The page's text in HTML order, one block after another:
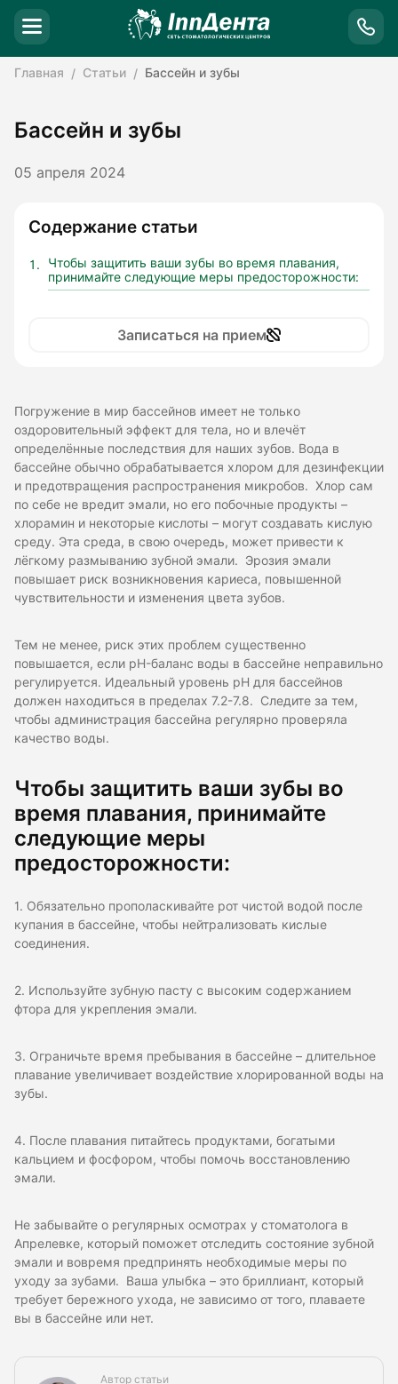
Главная Статьи Бассейн и зубы
Бассейн и зубы
05 апреля 2024
Содержание статьи
Чтобы защитить ваши зубы во время плавания,
принимайте следующие меры предосторожности:
Записаться на прием
Погружение в мир бассейнов имеет не только
оздоровительный эффект для тела, но и влечёт
определённые последствия для наших зубов. Вода в
бассейне обычно обрабатывается хлором для дезинфекции
и предотвращения распространения микробов. Хлор сам
по себе не вредит эмали, но его побочные продукты –
хлорамин и некоторые кислоты – могут создавать кислую
среду. Эта среда, в свою очередь, может привести к
лёгкому размыванию зубной эмали. Эрозия эмали
повышает риск возникновения кариеса, повышенной
чувствительности и изменения цвета зубов.
Тем не менее, риск этих проблем существенно
повышается, если pH-баланс воды в бассейне неправильно
регулируется. Идеальный уровень pH для бассейнов
должен находиться в пределах 7.2-7.8. Следите за тем,
чтобы администрация бассейна регулярно проверяла
качество воды.
Чтобы защитить ваши зубы во
время плавания, принимайте
следующие меры
предосторожности:
1. Обязательно прополаскивайте рот чистой водой после
купания в бассейне, чтобы нейтрализовать кислые
соединения.
2. Используйте зубную пасту с высоким содержанием
фтора для укрепления эмали.
3. Ограничьте время пребывания в бассейне – длительное
плавание увеличивает воздействие хлорированной воды на
зубы.
4. После плавания питайтесь продуктами, богатыми
кальцием и фосфором, чтобы помочь восстановлению
эмали.
Не забывайте о регулярных осмотрах у стоматолога в
Апрелевке, который поможет отследить состояние зубной
эмали и вовремя предпринять необходимые меры по
уходу за зубами. Ваша улыбка – это бриллиант, который
требует бережного ухода, не зависимо от того, плаваете
вы в бассейне или нет.
Автор статьи